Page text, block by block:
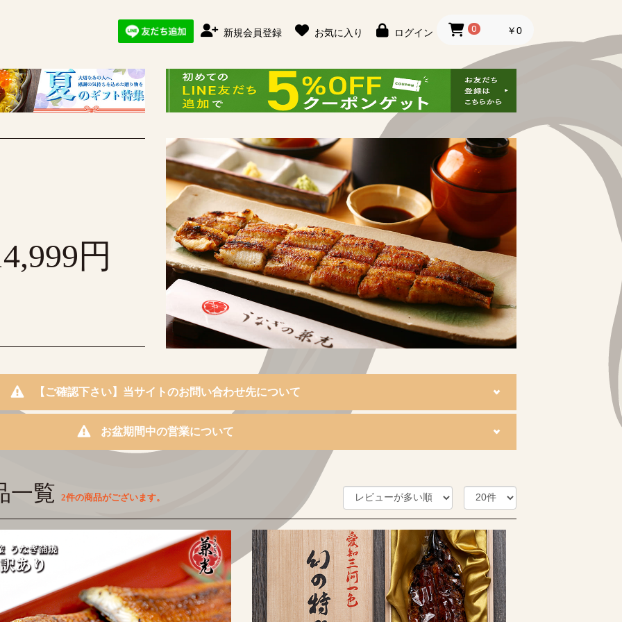
新規会員登録 お気に入り ログイン 0 ￥0
円
【ご確認下さい】当サイトのお問い合わせ先について
お盆期間中の営業について
一覧 2件の商品がございます。